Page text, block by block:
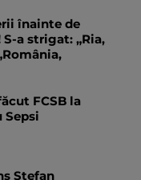
înainte de
S-a strigat: „Ria,
FCSB la
Sepsi
Ștefan